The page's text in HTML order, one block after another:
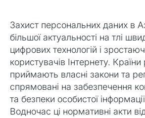
Захист персональних даних в
більшої актуальності на тлі
цифрових технологій і
користувачів Інтернету. Країни
приймають власні закони та
спрямовані на забезпечення
та безпеки особистої
Водночас ці нормативні акти